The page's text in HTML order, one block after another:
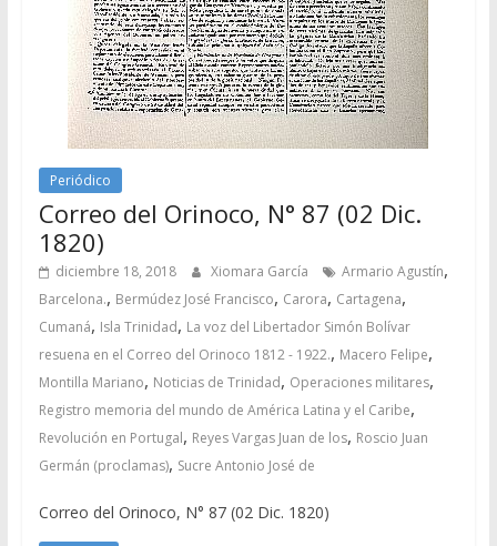
Periódico
Correo del Orinoco, N° 87 (02 Dic.
1820)
diciembre 18, 2018 Xiomara García Armario Agustín,
Barcelona., Bermúdez José Francisco, Carora, Cartagena,
Cumaná, Isla Trinidad, La voz del Libertador Simón Bolívar
resuena en el Correo del Orinoco 1812 - 1922., Macero Felipe,
Montilla Mariano, Noticias de Trinidad, Operaciones militares,
Registro memoria del mundo de América Latina y el Caribe,
Revolución en Portugal, Reyes Vargas Juan de los, Roscio Juan
Germán (proclamas), Sucre Antonio José de
Correo del Orinoco, N° 87 (02 Dic. 1820)